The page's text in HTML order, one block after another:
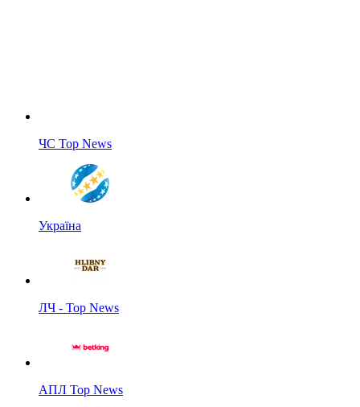
ЧС Top News
Україна
ЛЧ - Top News
АПЛ Top News